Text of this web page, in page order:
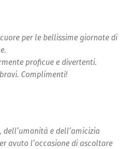
per le bellissime giornate di
proficue e divertenti.
Complimenti!
dell’umanità e dell’amicizia
avuto l’occasione di ascoltare